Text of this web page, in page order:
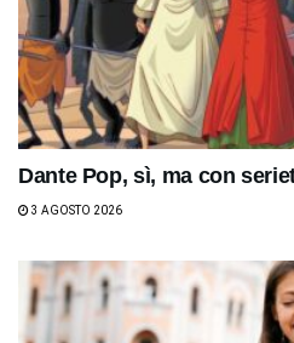
Dante Pop, sì, ma con
3 AGOSTO 2026